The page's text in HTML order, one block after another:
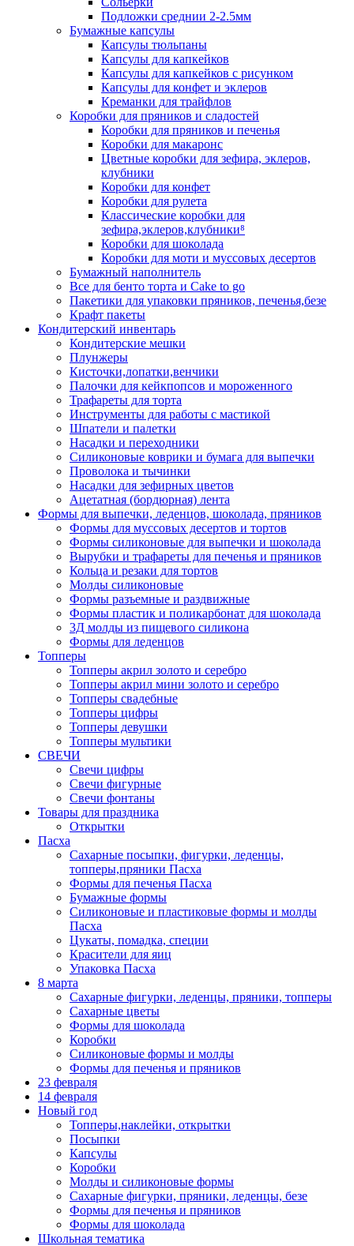
Подложки среднии 2-2.5мм
Бумажные капсулы
Капсулы тюльпаны
Капсулы для капкейков
Капсулы для капкейков с рисунком
Капсулы для конфет и эклеров
Креманки для трайфлов
Коробки для пряников и сладостей
Коробки для пряников и печенья
Коробки для макаронс
Цветные коробки для зефира, эклеров,
клубники
Коробки для конфет
Коробки для рулета
Классические коробки для
зефира,эклеров,клубники⁸
Коробки для шоколада
Коробки для моти и муссовых десертов
Бумажный наполнитель
Все для бенто торта и Cake to go
Пакетики для упаковки пряников, печенья,безе
Крафт пакеты
Кондитерский инвентарь
Кондитерские мешки
Плунжеры
Кисточки,лопатки,венчики
Палочки для кейкпопсов и мороженного
Трафареты для торта
Инструменты для работы с мастикой
Шпатели и палетки
Насадки и переходники
Силиконовые коврики и бумага для выпечки
Проволока и тычинки
Насадки для зефирных цветов
Ацетатная (бордюрная) лента
Формы для выпечки, леденцов, шоколада, пряников
Формы для муссовых десертов и тортов
Формы силиконовые для выпечки и шоколада
Вырубки и трафареты для печенья и пряников
Кольца и резаки для тортов
Молды силиконовые
Формы разъемные и раздвижные
Формы пластик и поликарбонат для шоколада
3Д молды из пищевого силикона
Формы для леденцов
Топперы
Топперы акрил золото и серебро
Топперы акрил мини золото и серебро
Топперы свадебные
Топперы цифры
Топперы девушки
Топперы мультики
СВЕЧИ
Свечи цифры
Свечи фигурные
Свечи фонтаны
Товары для праздника
Открытки
Пасха
Сахарные посыпки, фигурки, леденцы,
топперы,пряники Пасха
Формы для печенья Пасха
Бумажные формы
Силиконовые и пластиковые формы и молды
Пасха
Цукаты, помадка, специи
Красители для яиц
Упаковка Пасха
8 марта
Сахарные фигурки, леденцы, пряники, топперы
Сахарные цветы
Формы для шоколада
Коробки
Силиконовые формы и молды
Формы для печенья и пряников
23 февраля
14 февраля
Новый год
Топперы,наклейки, открытки
Посыпки
Капсулы
Коробки
Молды и силиконовые формы
Сахарные фигурки, пряники, леденцы, безе
Формы для печенья и пряников
Формы для шоколада
Школьная тематика